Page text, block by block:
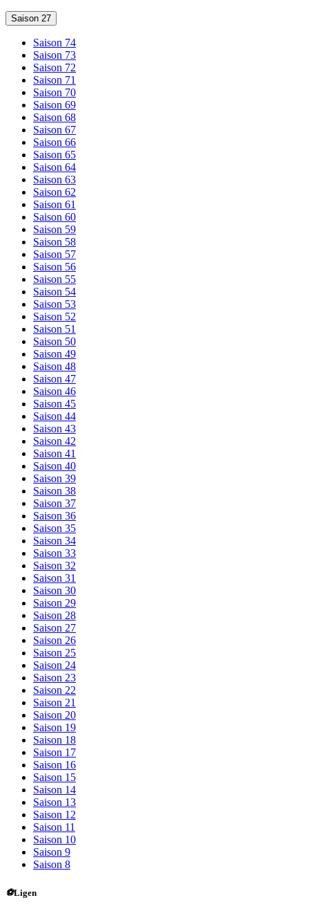
Saison 27
Saison 74
Saison 73
Saison 72
Saison 71
Saison 70
Saison 69
Saison 68
Saison 67
Saison 66
Saison 65
Saison 64
Saison 63
Saison 62
Saison 61
Saison 60
Saison 59
Saison 58
Saison 57
Saison 56
Saison 55
Saison 54
Saison 53
Saison 52
Saison 51
Saison 50
Saison 49
Saison 48
Saison 47
Saison 46
Saison 45
Saison 44
Saison 43
Saison 42
Saison 41
Saison 40
Saison 39
Saison 38
Saison 37
Saison 36
Saison 35
Saison 34
Saison 33
Saison 32
Saison 31
Saison 30
Saison 29
Saison 28
Saison 27
Saison 26
Saison 25
Saison 24
Saison 23
Saison 22
Saison 21
Saison 20
Saison 19
Saison 18
Saison 17
Saison 16
Saison 15
Saison 14
Saison 13
Saison 12
Saison 11
Saison 10
Saison 9
Saison 8
⚽Ligen